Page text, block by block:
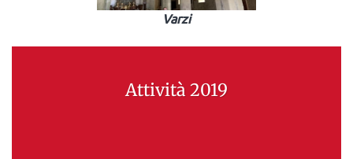
Varzi
Attività 2019